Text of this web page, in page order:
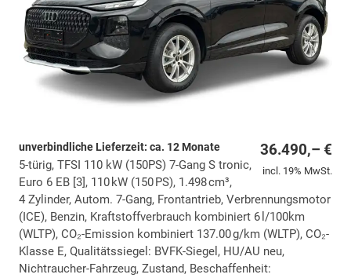
36.490,– €
incl. 19% MwSt.
unverbindliche Lieferzeit: ca. 12 Monate
5-türig, TFSI 110 kW (150PS) 7-Gang S tronic,
Euro 6 EB [3], 110 kW (150 PS), 1.498 cm³,
4 Zylinder, Autom. 7-Gang, Frontantrieb, Verbrennungsmotor
(ICE), Benzin, Kraftstoffverbrauch kombiniert 6 l/100km
(WLTP), CO₂-Emission kombiniert 137.00 g/km (WLTP), CO₂-
Klasse E, Qualitätssiegel: BVFK-Siegel, HU/AU neu,
Nichtraucher-Fahrzeug, Zustand, Beschaffenheit: